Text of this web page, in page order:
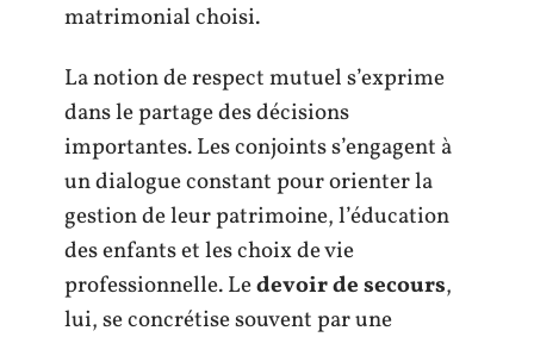
matrimonial choisi.
La notion de respect mutuel s’exprime
dans le partage des décisions
importantes. Les conjoints s’engagent à
un dialogue constant pour orienter la
gestion de leur patrimoine, l’éducation
des enfants et les choix de vie
professionnelle. Ledevoir de secours,
lui, se concrétise souvent par une